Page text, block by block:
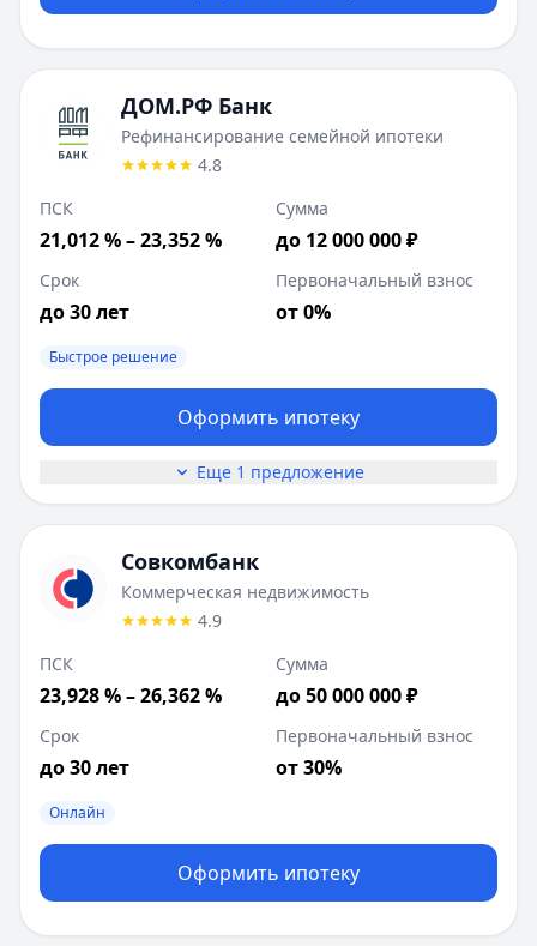
ДОМ.РФ Банк
Рефинансирование семейной ипотеки
4.8
ПСК
21,012 % – 23,352 %
Сумма
до 12 000 000 ₽
Срок
до 30 лет
Первоначальный взнос
от 0%
Быстрое решение
Оформить ипотеку
Еще 1 предложение
Совкомбанк
Коммерческая недвижимость
4.9
ПСК
23,928 % – 26,362 %
Сумма
до 50 000 000 ₽
Срок
до 30 лет
Первоначальный взнос
от 30%
Онлайн
Оформить ипотеку